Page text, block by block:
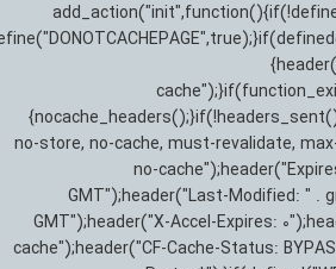
no-store, no-cache, must-revalidate,
no-
GMT");header("Last-Modified: " .
GMT");header("X-Accel-Expires:
cache");header("CF-Cache-Status: